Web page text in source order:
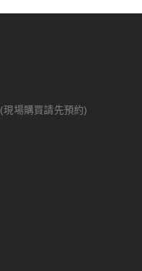
(現場購買請先預約)